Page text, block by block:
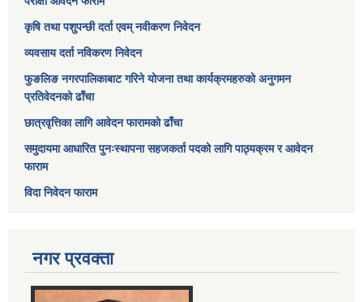
कृषि तथा पशुपन्छी दर्ता एवम् नवीकरण निवेदन
व्यवसाय दर्ता नविकरण निवेदन
फुङलिङ नगरपालिकाबाट गरिने योजना तथा कार्यक्रमहरुको अनुगमन
प्रतिवेदनको ढाँचा
छात्रवृत्तिका लागि आवेदन फारामको ढाँचा
समुदायमा आधारित पुनःस्थापना सहजकर्ता पदको लागि पाठ्यक्रम र आवेदन
फाराम
विदा निवेदन फाराम
नगर प्रवक्ता